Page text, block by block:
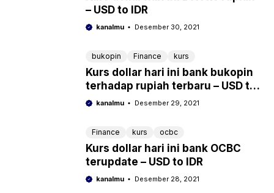
– USD to IDR
kanalmu Desember 30, 2021
bukopin Finance kurs
Kurs dollar hari ini bank bukopin
terhadap rupiah terbaru – USD to
IDRkanalmu Desember 29, 2021
Finance kurs ocbc
Kurs dollar hari ini bank OCBC
terupdate – USD to IDR
kanalmu Desember 28, 2021